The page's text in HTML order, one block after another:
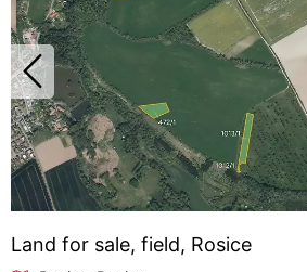
Land for sale, field, Rosice